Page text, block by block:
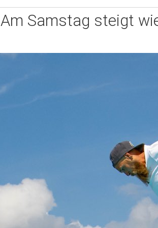
Am Samstag steigt